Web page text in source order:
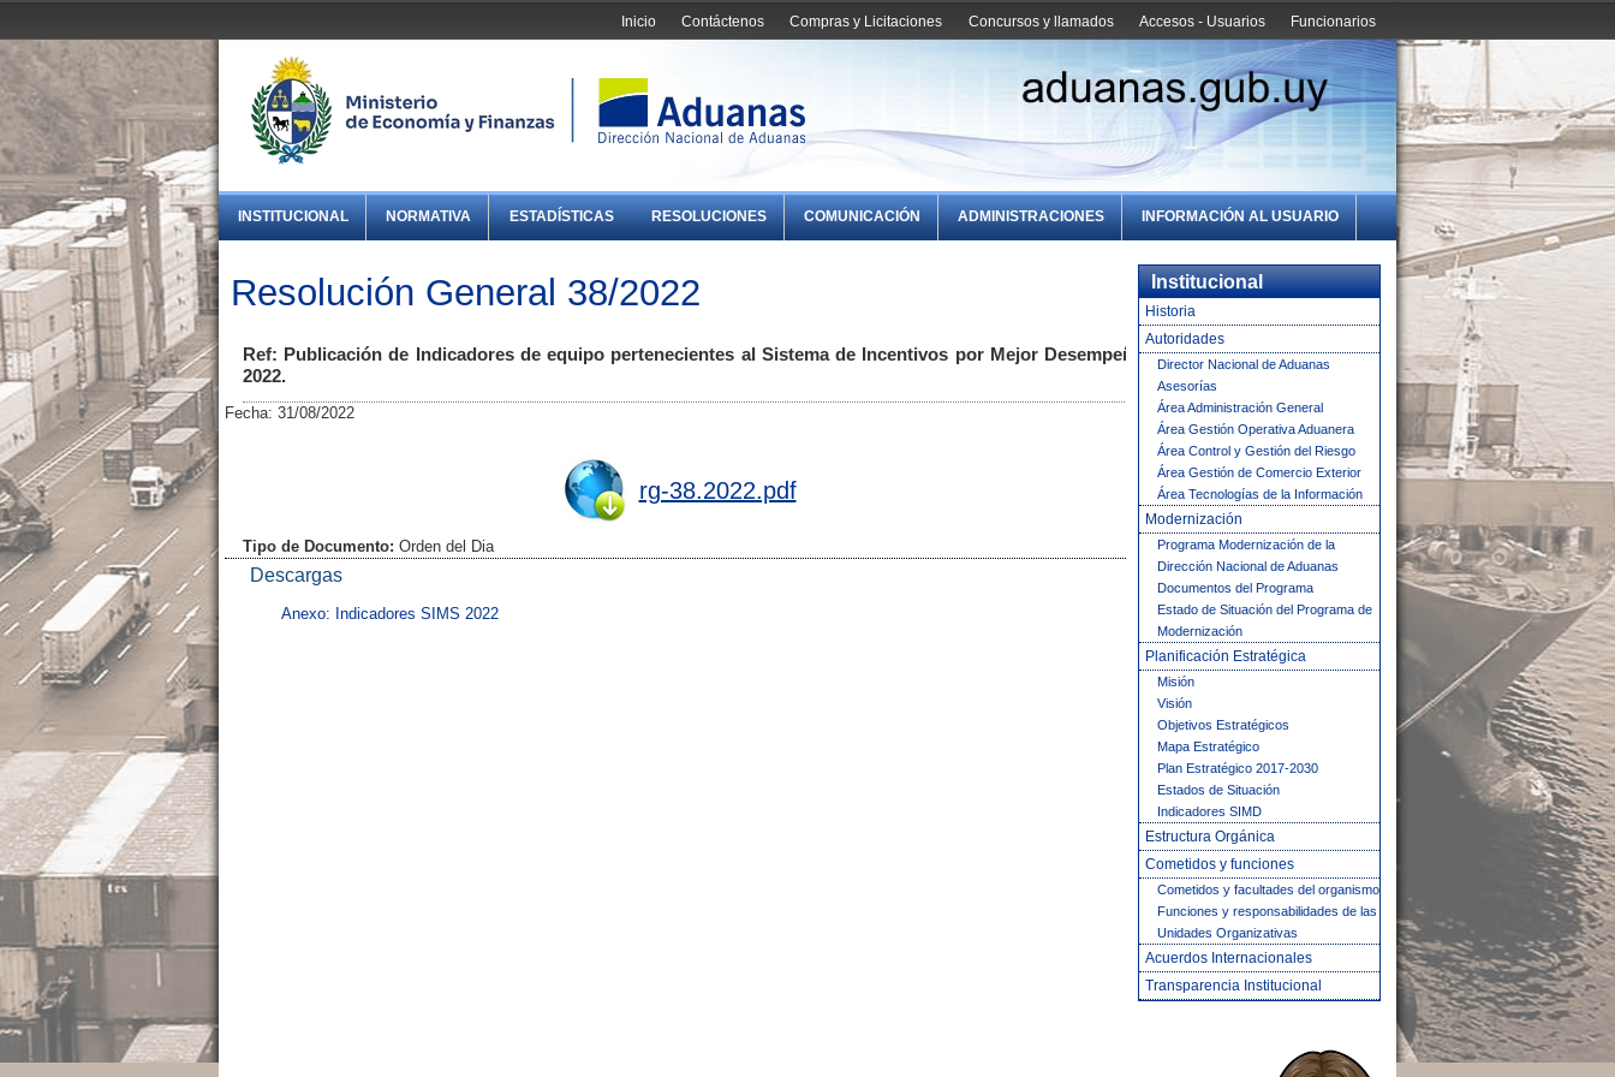
Funcionarios
Accesos - Usuarios
Concursos y llamados
Compras y Licitaciones
Contáctenos
Inicio
INSTITUCIONAL NORMATIVA ESTADÍSTICAS RESOLUCIONES COMUNICACIÓN ADMINISTRACIONES INFORMACIÓN AL USUARIO
Resolución General 38/2022
Ref: Publicación de Indicadores de equipo pertenecientes al Sistema de Incentivos por Mejor Desempeño
2022.
Fecha: 31/08/2022
rg-38.2022.pdf
Tipo de Documento: Orden del Dia
Descargas
Anexo: Indicadores SIMS 2022
Institucional
Historia
Autoridades
Director Nacional de Aduanas
Asesorías
Área Administración General
Área Gestión Operativa Aduanera
Área Control y Gestión del Riesgo
Área Gestión de Comercio Exterior
Área Tecnologías de la Información
Modernización
Programa Modernización de la
Dirección Nacional de Aduanas
Documentos del Programa
Estado de Situación del Programa de
Modernización
Planificación Estratégica
Misión
Visión
Objetivos Estratégicos
Mapa Estratégico
Plan Estratégico 2017-2030
Estados de Situación
Indicadores SIMD
Estructura Orgánica
Cometidos y funciones
Cometidos y facultades del organismo
Funciones y responsabilidades de las
Unidades Organizativas
Acuerdos Internacionales
Transparencia Institucional